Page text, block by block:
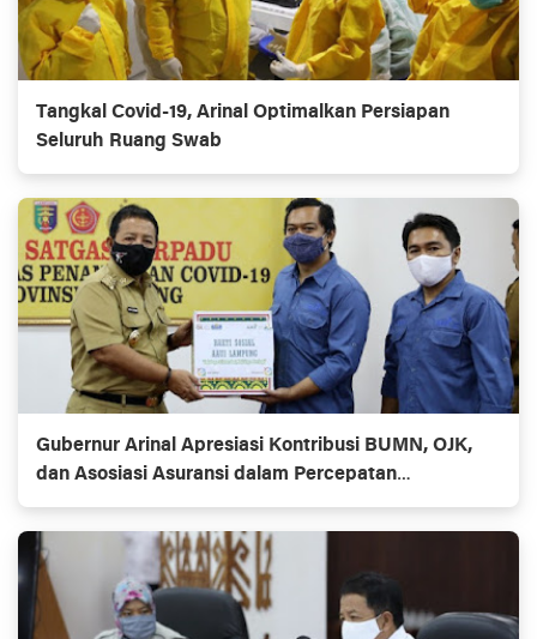
Tangkal Covid-19, Arinal Optimalkan Persiapan
Seluruh Ruang Swab
Gubernur Arinal Apresiasi Kontribusi BUMN, OJK,
dan Asosiasi Asuransi dalam Percepatan
Penanganan Covid-19